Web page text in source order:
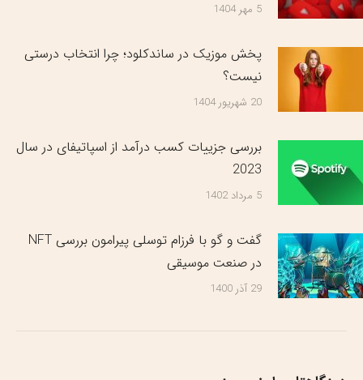
5 مهر 1404
پخش موزیک در ساندکلود؛ چرا انتخاب درستی
نیست؟
20 شهریور 1404
بررسی جزییات کسب درآمد از اسپاتیفای در سال
2023
5 مرداد 1402
گفت و گو با فرزام توسلی پیرامون بررسی NFT
در صنعت موسیقی
29 آذر 1400